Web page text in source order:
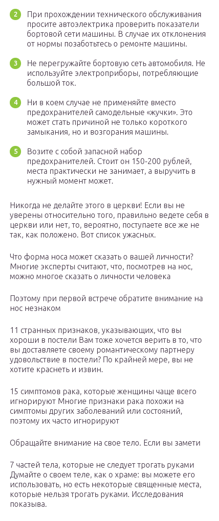
При прохождении технического обслуживания
просите автоэлектрика проверить показатели
бортовой сети машины. В случае их отклонения
от нормы позаботьтесь о ремонте машины.
Не перегружайте бортовую сеть автомобиля. Не
используйте электроприборы, потребляющие
большой ток.
Ни в коем случае не применяйте вместо
предохранителей самодельные «жучки». Это
может стать причиной не только короткого
замыкания, но и возгорания машины.
Возите с собой запасной набор
предохранителей. Стоит он 150-200 рублей,
места практически не занимает, а выручить в
нужный момент может.
Никогда не делайте этого в церкви! Если вы не
уверены относительно того, правильно ведете себя в
церкви или нет, то, вероятно, поступаете все же не
так, как положено. Вот список ужасных.
Что форма носа может сказать о вашей личности?
Многие эксперты считают, что, посмотрев на нос,
можно многое сказать о личности человека
Поэтому при первой встрече обратите внимание на
нос незнаком
11 странных признаков, указывающих, что вы
хороши в постели Вам тоже хочется верить в то, что
вы доставляете своему романтическому партнеру
удовольствие в постели? По крайней мере, вы не
хотите краснеть и извин.
15 симптомов рака, которые женщины чаще всего
игнорируют Многие признаки рака похожи на
симптомы других заболеваний или состояний,
поэтому их часто игнорируют
Обращайте внимание на свое тело. Если вы замети
7 частей тела, которые не следует трогать руками
Думайте о своем теле, как о храме: вы можете его
использовать, но есть некоторые священные места,
которые нельзя трогать руками. Исследования
показыва.